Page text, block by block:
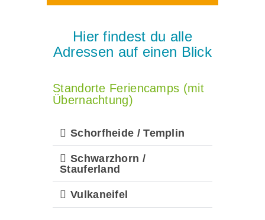
Hier findest du alle
Adressen auf einen Blick
Standorte Feriencamps (mit
Übernachtung)
Schorfheide / Templin
Schwarzhorn /
Stauferland
Vulkaneifel